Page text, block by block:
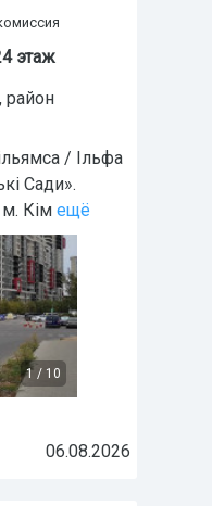
этаж
, район
/ Ільфа
Сади».
Кім ещё
1 / 10
06.08.2026